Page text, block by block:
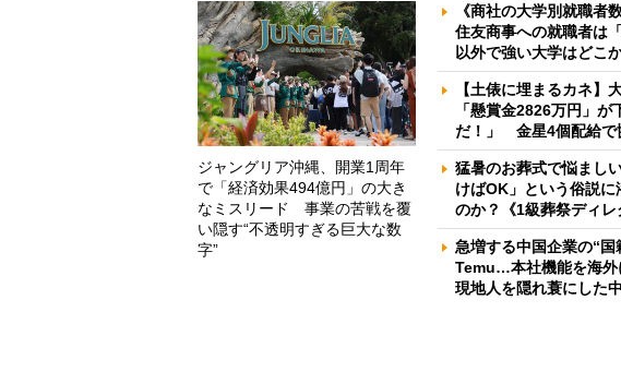
ジャングリア沖縄、開業1周年
で「経済効果494億円」の大き
なミスリード 事業の苦戦を覆
い隠す“不透明すぎる巨大な数
字”
《商社の大学別就職者
住友商事への就職者は
以外で強い大学はどこ
【土俵に埋まるカネ】
「懸賞金2826万円」
だ！」 金星4個配給で
猛暑のお葬式で悩まし
けばOK」という俗説
のか？《1級葬祭ディレ
急増する中国企業の“
Temu…本社機能を海
現地人を隠れ蓑にした